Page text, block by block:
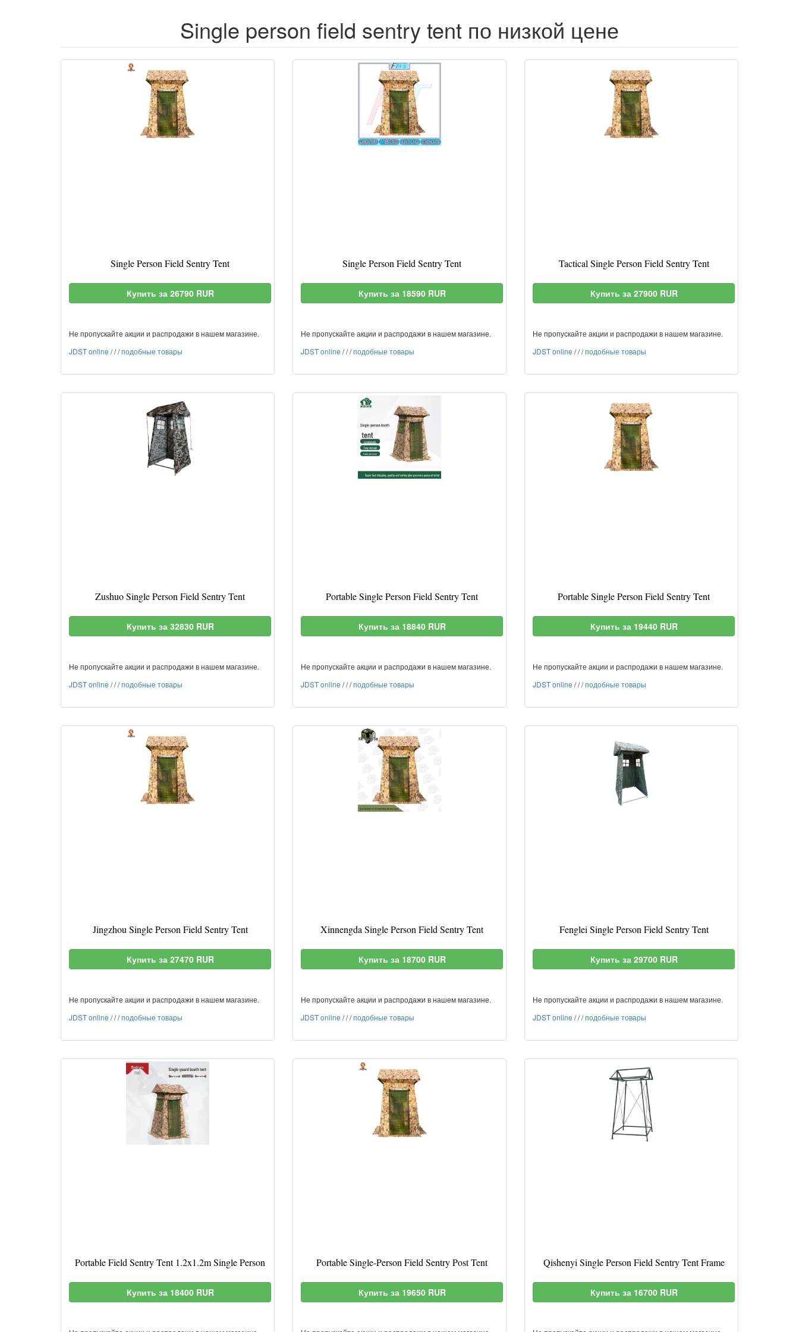
Single person field sentry tent по низкой цене
Single Person Field Sentry Tent
Купить за 26790 RUR
Не пропускайте акции и распродажи в нашем магазине.
JDST online ///подобные товары
Single Person Field Sentry Tent
Купить за 18590 RUR
Не пропускайте акции и распродажи в нашем магазине.
JDST online ///подобные товары
Tactical Single Person Field Sentry Tent
Купить за 27900 RUR
Не пропускайте акции и распродажи в нашем магазине.
JDST online ///подобные товары
Zushuo Single Person Field Sentry Tent
Купить за 32830 RUR
Не пропускайте акции и распродажи в нашем магазине.
JDST online ///подобные товары
Portable Single Person Field Sentry Tent
Купить за 18840 RUR
Не пропускайте акции и распродажи в нашем магазине.
JDST online ///подобные товары
Portable Single Person Field Sentry Tent
Купить за 19440 RUR
Не пропускайте акции и распродажи в нашем магазине.
JDST online ///подобные товары
Jingzhou Single Person Field Sentry Tent
Купить за 27470 RUR
Не пропускайте акции и распродажи в нашем магазине.
JDST online ///подобные товары
Xinnengda Single Person Field Sentry Tent
Купить за 18700 RUR
Не пропускайте акции и распродажи в нашем магазине.
JDST online ///подобные товары
Fenglei Single Person Field Sentry Tent
Купить за 29700 RUR
Не пропускайте акции и распродажи в нашем магазине.
JDST online ///подобные товары
Portable Field Sentry Tent 1.2x1.2m Single Person
Купить за 18400 RUR
Portable Single-Person Field Sentry Post Tent
Купить за 19650 RUR
Qishenyi Single Person Field Sentry Tent Frame
Купить за 16700 RUR